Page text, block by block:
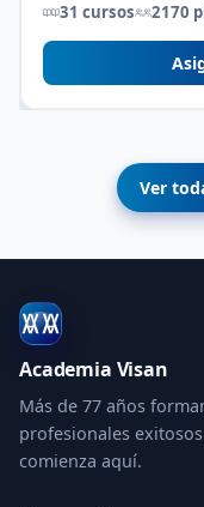
31 cursos 2170
Ver
Academia Visan
Más de 77 años
profesionales
comienza aquí.